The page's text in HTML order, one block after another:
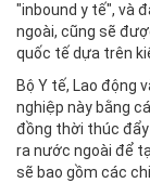
"inbound y tế", và
ngoài, cũng sẽ
quốc tế dựa trên
Bộ Y tế, Lao động
nghiệp này bằng
đồng thời thúc
ra nước ngoài để
sẽ bao gồm các